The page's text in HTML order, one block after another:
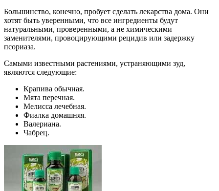
Большинство, конечно, пробует сделать лекарства дома. Они
хотят быть уверенными, что все ингредиенты будут
натуральными, проверенными, а не химическими
заменителями, провоцирующими рецидив или задержку
псориаза.
Самыми известными растениями, устраняющими зуд,
являются следующие:
Крапива обычная.
Мята перечная.
Мелисса лечебная.
Фиалка домашняя.
Валериана.
Чабрец.